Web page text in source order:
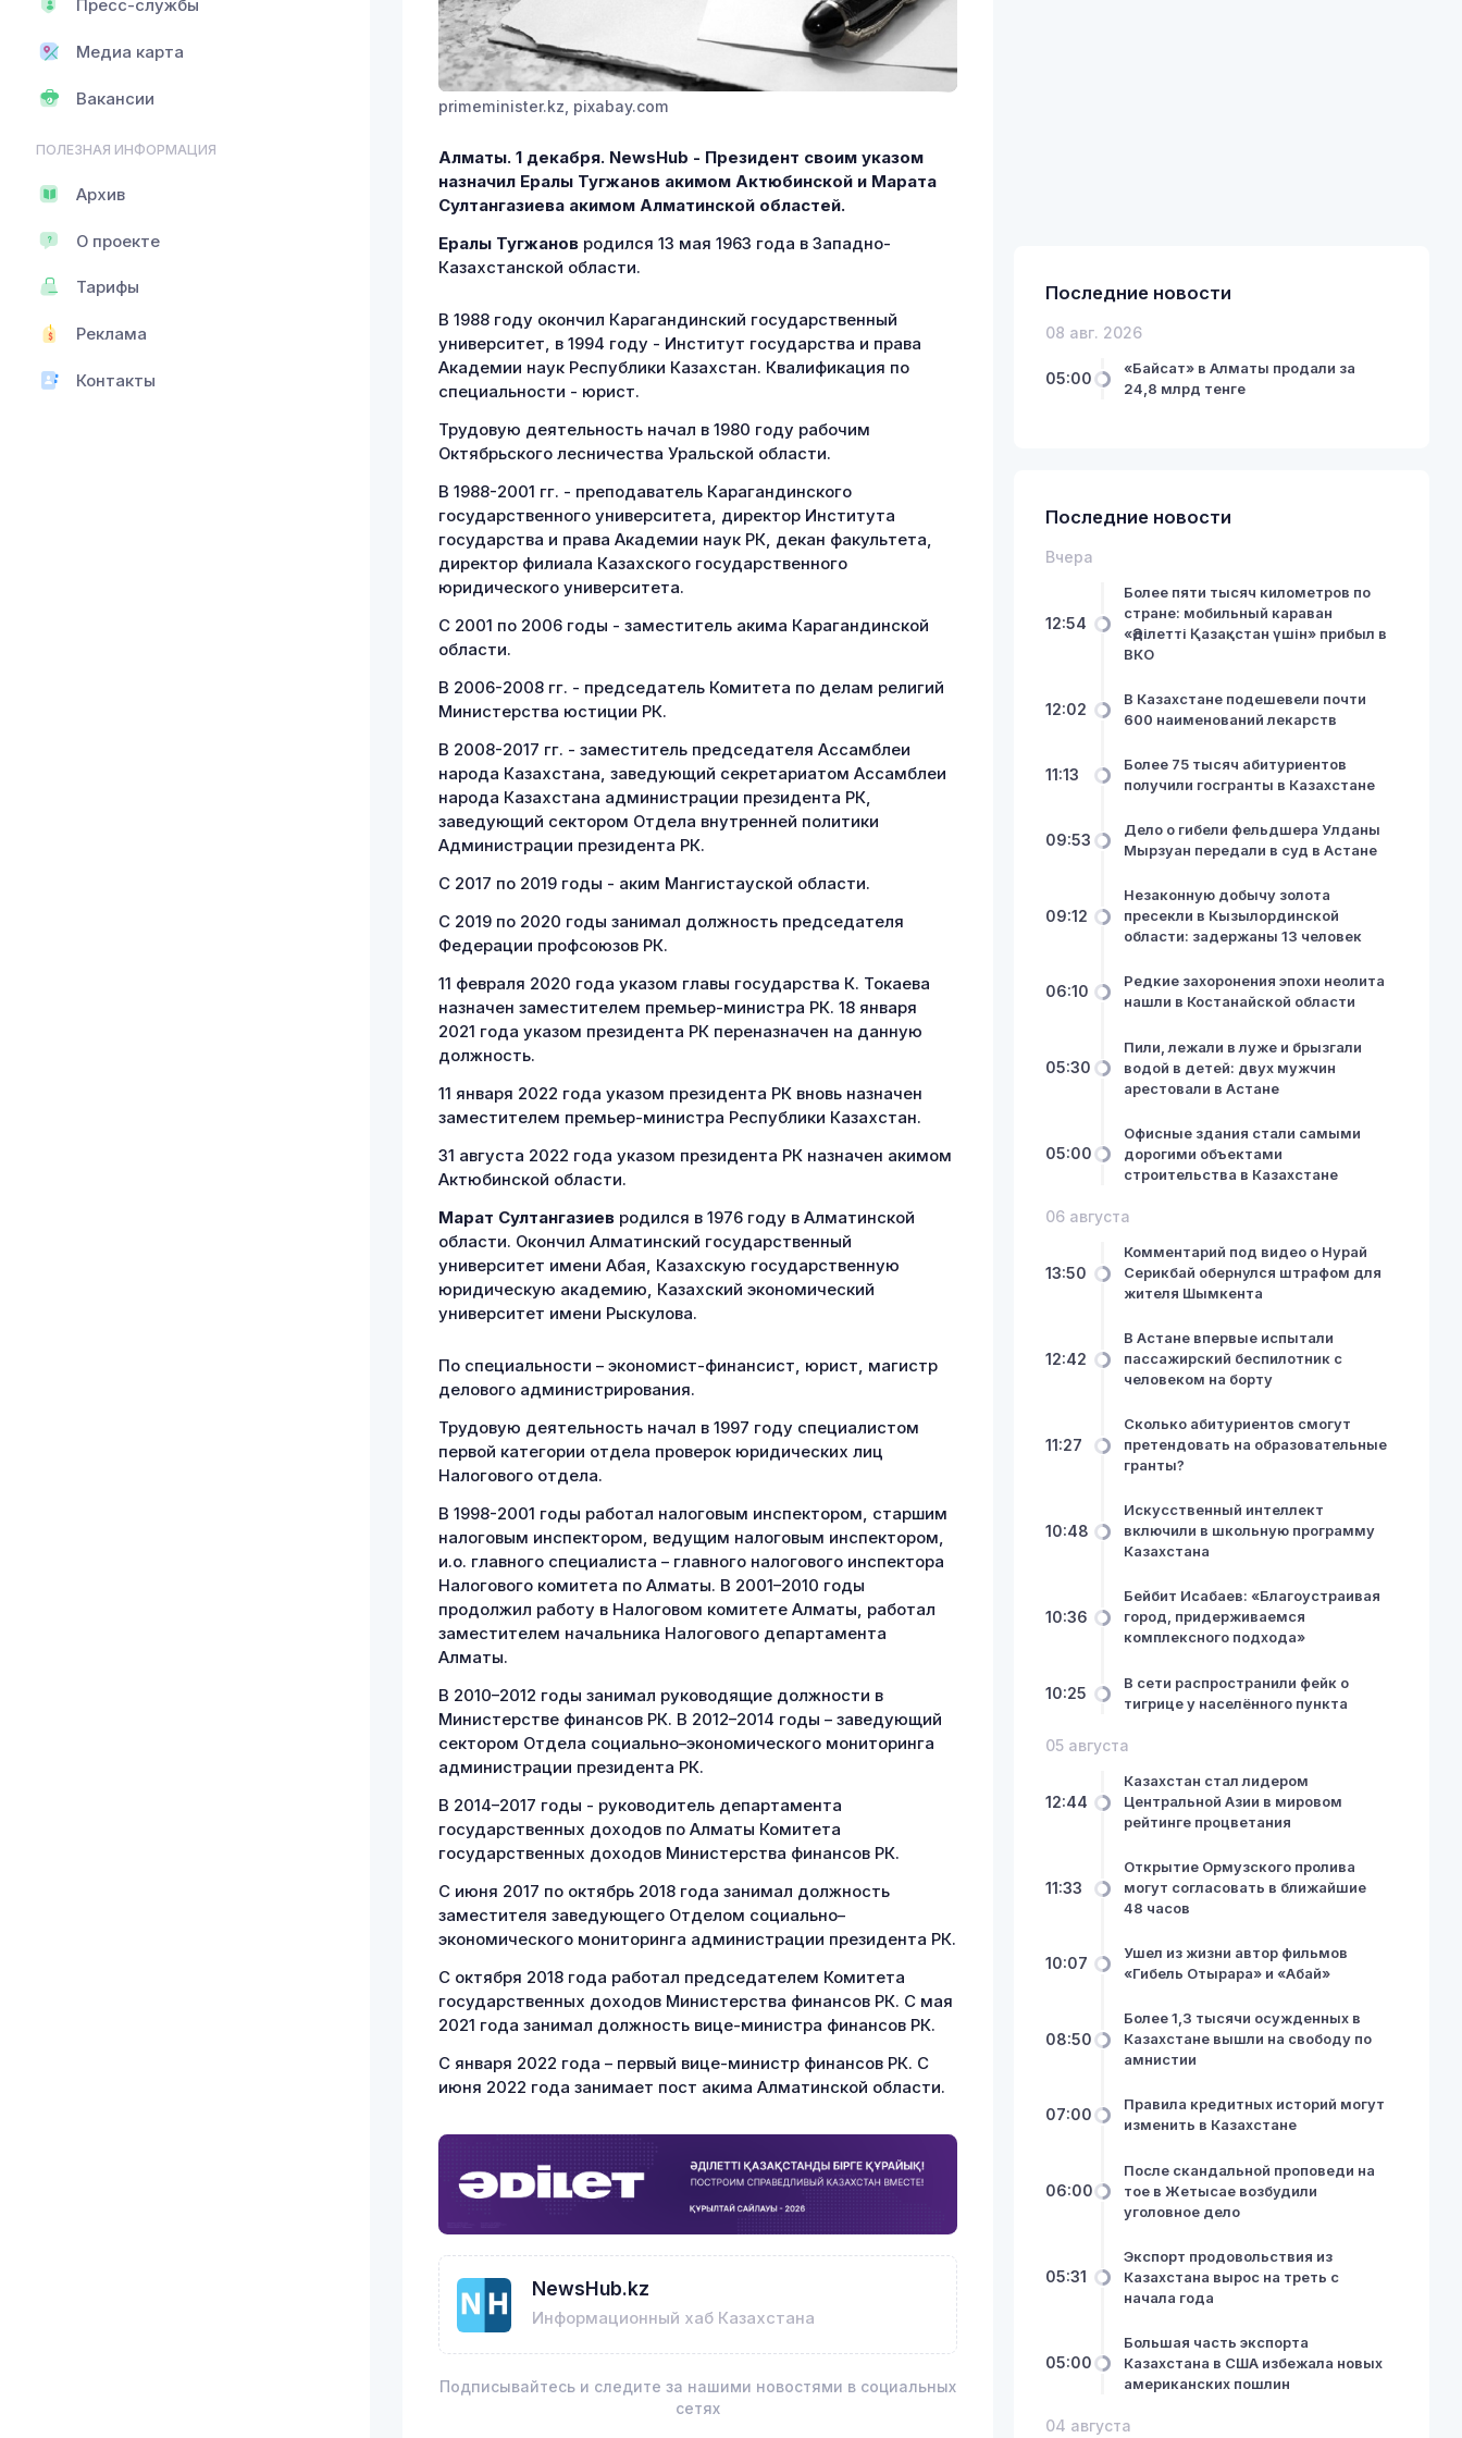
Пресс-службы
Медиа карта
Вакансии
ПОЛЕЗНАЯ ИНФОРМАЦИЯ
Архив
О проекте
Тарифы
Реклама
Контакты
primeminister.kz, pixabay.com
Алматы. 1 декабря. NewsHub - Президент своим указом
назначил Ералы Тугжанов акимом Актюбинской и Марата
Султангазиева акимом Алматинской областей.
Ералы Тугжановродился 13 мая 1963 года в Западно-
Казахстанской области.
В 1988 году окончил Карагандинский государственный
университет, в 1994 году - Институт государства и права
Академии наук Республики Казахстан. Квалификация по
специальности - юрист.
Трудовую деятельность начал в 1980 году рабочим
Октябрьского лесничества Уральской области.
В 1988-2001 гг. - преподаватель Карагандинского
государственного университета, директор Института
государства и права Академии наук РК, декан факультета,
директор филиала Казахского государственного
юридического университета.
С 2001 по 2006 годы - заместитель акима Карагандинской
области.
В 2006-2008 гг. - председатель Комитета по делам религий
Министерства юстиции РК.
В 2008-2017 гг. - заместитель председателя Ассамблеи
народа Казахстана, заведующий секретариатом Ассамблеи
народа Казахстана администрации президента РК,
заведующий сектором Отдела внутренней политики
Администрации президента РК.
С 2017 по 2019 годы - аким Мангистауской области.
С 2019 по 2020 годы занимал должность председателя
Федерации профсоюзов РК.
11 февраля 2020 года указом главы государства К. Токаева
назначен заместителем премьер-министра РК. 18 января
2021 года указом президента РК переназначен на данную
должность.
11 января 2022 года указом президента РК вновь назначен
заместителем премьер-министра Республики Казахстан.
31 августа 2022 года указом президента РК назначен акимом
Актюбинской области.
Марат Султангазиевродился в 1976 году в Алматинской
области. Окончил Алматинский государственный
университет имени Абая, Казахскую государственную
юридическую академию, Казахский экономический
университет имени Рыскулова.
По специальности – экономист-финансист, юрист, магистр
делового администрирования.
Трудовую деятельность начал в 1997 году специалистом
первой категории отдела проверок юридических лиц
Налогового отдела.
В 1998-2001 годы работал налоговым инспектором, старшим
налоговым инспектором, ведущим налоговым инспектором,
и.о. главного специалиста – главного налогового инспектора
Налогового комитета по Алматы. В 2001–2010 годы
продолжил работу в Налоговом комитете Алматы, работал
заместителем начальника Налогового департамента
Алматы.
В 2010–2012 годы занимал руководящие должности в
Министерстве финансов РК. В 2012–2014 годы – заведующий
сектором Отдела социально–экономического мониторинга
администрации президента РК.
В 2014–2017 годы - руководитель департамента
государственных доходов по Алматы Комитета
государственных доходов Министерства финансов РК.
С июня 2017 по октябрь 2018 года занимал должность
заместителя заведующего Отделом социально–
экономического мониторинга администрации президента РК.
С октября 2018 года работал председателем Комитета
государственных доходов Министерства финансов РК. С мая
2021 года занимал должность вице-министра финансов РК.
С января 2022 года – первый вице-министр финансов РК. С
июня 2022 года занимает пост акима Алматинской области.
NewsHub.kz
Информационный хаб Казахстана
Подписывайтесь и следите за нашими новостями в социальных
сетях
Последние новости
08 авг. 2026
05:00
«Байсат» в Алматы продали за
24,8 млрд тенге
Последние новости
Вчера
12:54
Более пяти тысяч километров по
стране: мобильный караван
«Әділетті Қазақстан үшін» прибыл в
ВКО
12:02
В Казахстане подешевели почти
600 наименований лекарств
11:13
Более 75 тысяч абитуриентов
получили госгранты в Казахстане
09:53
Дело о гибели фельдшера Улданы
Мырзуан передали в суд в Астане
09:12
Незаконную добычу золота
пресекли в Кызылординской
области: задержаны 13 человек
06:10
Редкие захоронения эпохи неолита
нашли в Костанайской области
05:30
Пили, лежали в луже и брызгали
водой в детей: двух мужчин
арестовали в Астане
05:00
Офисные здания стали самыми
дорогими объектами
строительства в Казахстане
06 августа
13:50
Комментарий под видео о Нурай
Серикбай обернулся штрафом для
жителя Шымкента
12:42
В Астане впервые испытали
пассажирский беспилотник с
человеком на борту
11:27
Сколько абитуриентов смогут
претендовать на образовательные
гранты?
10:48
Искусственный интеллект
включили в школьную программу
Казахстана
10:36
Бейбит Исабаев: «Благоустраивая
город, придерживаемся
комплексного подхода»
10:25
В сети распространили фейк о
тигрице у населённого пункта
05 августа
12:44
Казахстан стал лидером
Центральной Азии в мировом
рейтинге процветания
11:33
Открытие Ормузского пролива
могут согласовать в ближайшие
48 часов
10:07
Ушел из жизни автор фильмов
«Гибель Отырара» и «Абай»
08:50
Более 1,3 тысячи осужденных в
Казахстане вышли на свободу по
амнистии
07:00
Правила кредитных историй могут
изменить в Казахстане
06:00
После скандальной проповеди на
тое в Жетысае возбудили
уголовное дело
05:31
Экспорт продовольствия из
Казахстана вырос на треть с
начала года
05:00
Большая часть экспорта
Казахстана в США избежала новых
американских пошлин
04 августа